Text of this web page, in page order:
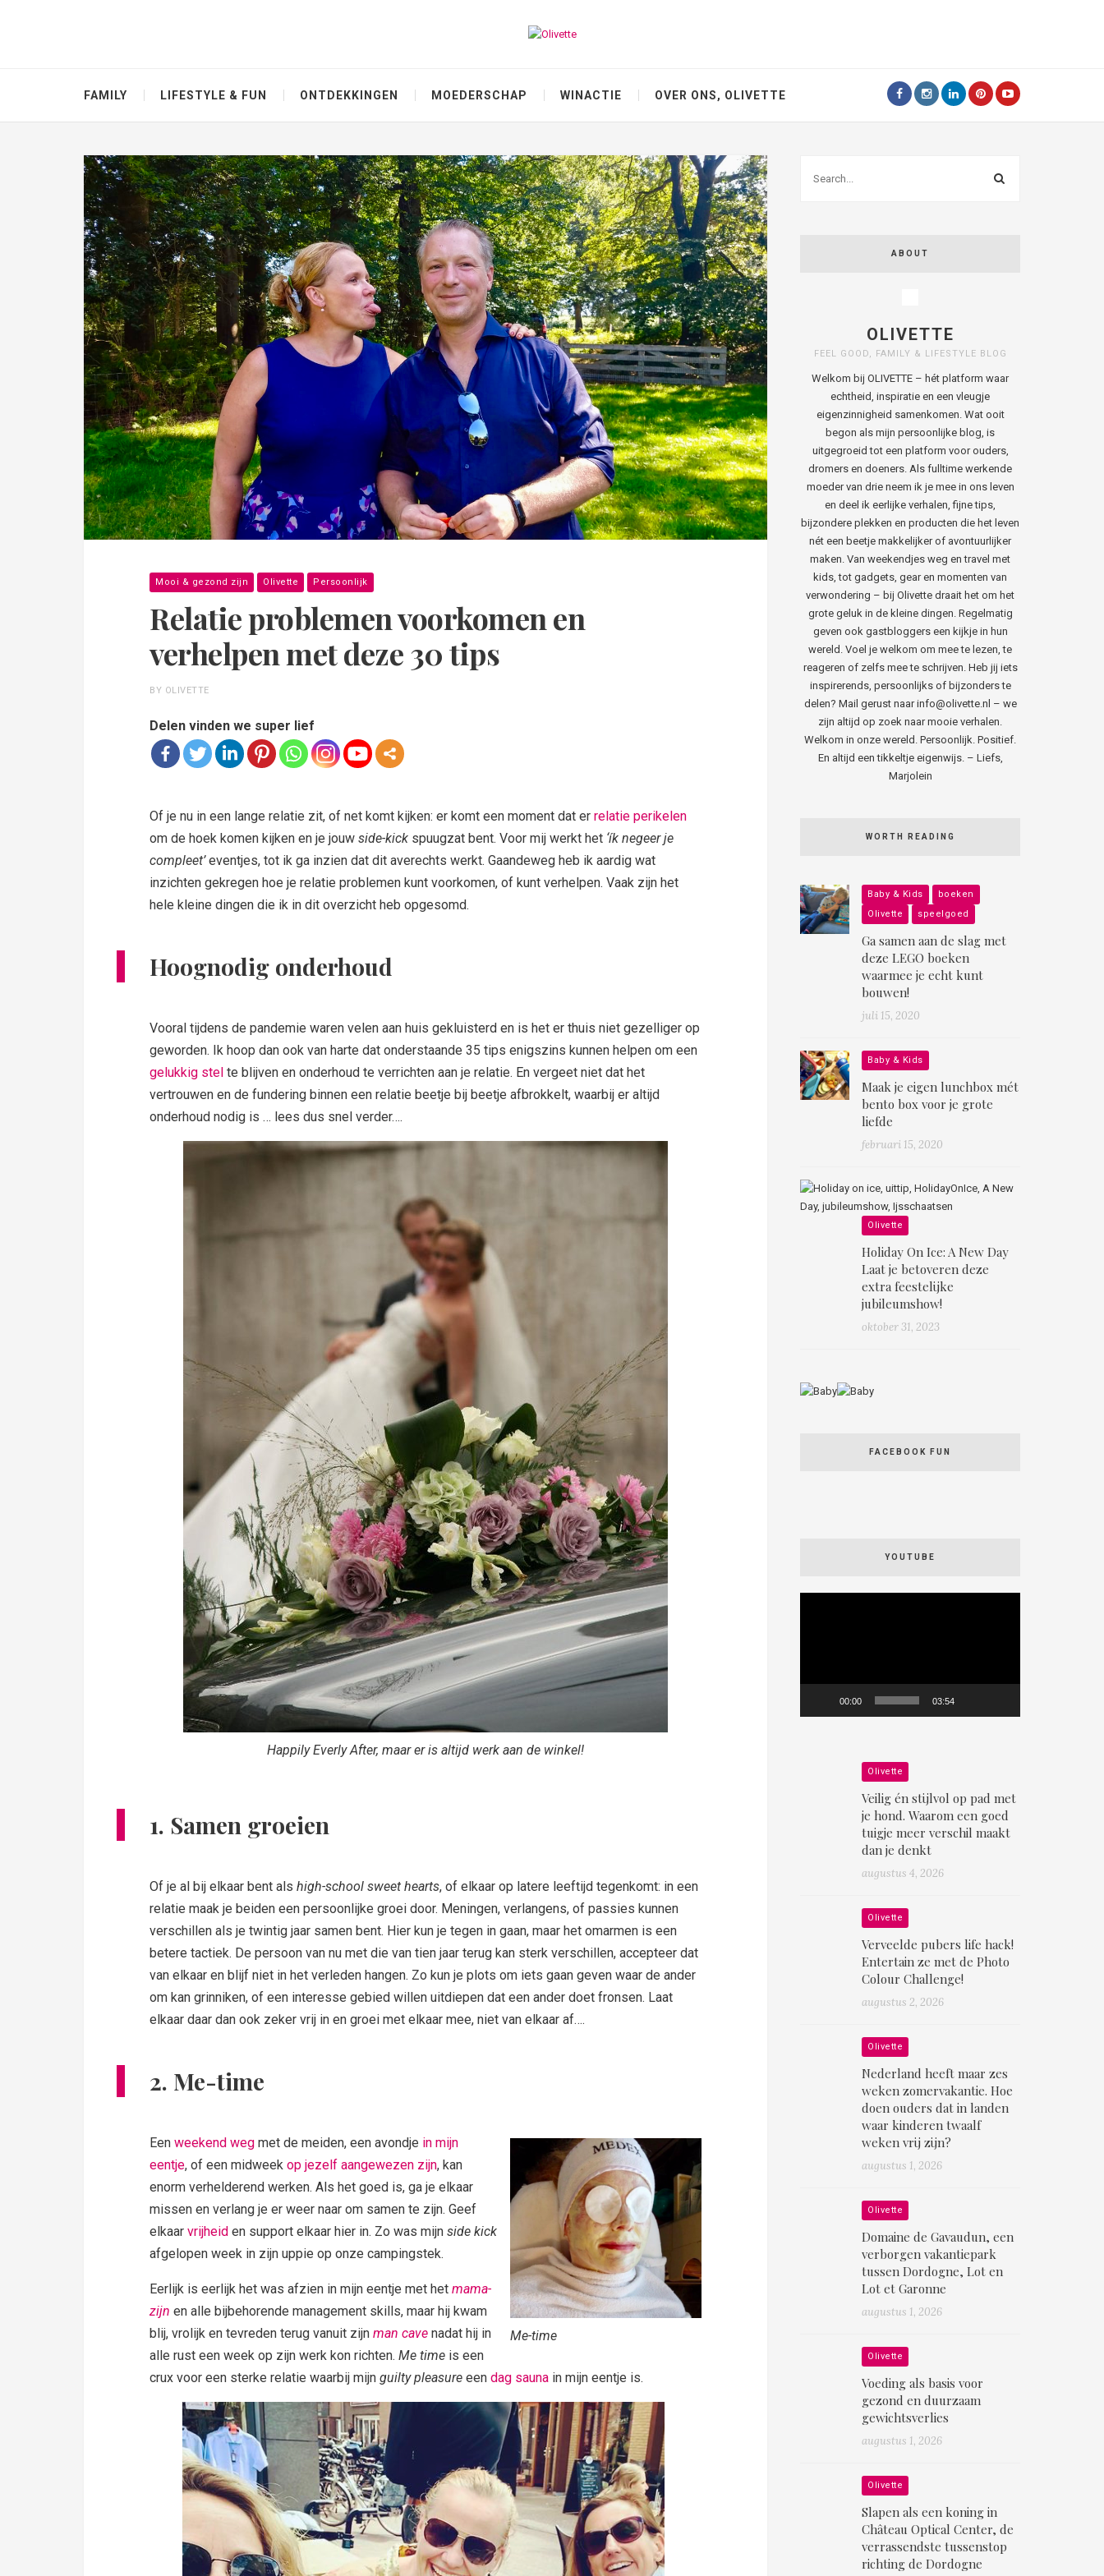
FAMILY LIFESTYLE & FUN ONTDEKKINGEN MOEDERSCHAP WINACTIE OVER ONS, OLIVETTE
Mooi & gezond zijn Olivette Persoonlijk
Relatie problemen voorkomen en
verhelpen met deze 30 tips
BY OLIVETTE
Delen vinden we super lief
Of je nu in een lange relatie zit, of net komt kijken: er komt een moment dat er relatie perikelen
om de hoek komen kijken en je jouw side-kick spuugzat bent. Voor mij werkt het ‘ík negeer je
compleet’eventjes, tot ik ga inzien dat dit averechts werkt. Gaandeweg heb ik aardig wat
inzichten gekregen hoe je relatie problemen kunt voorkomen, of kunt verhelpen. Vaak zijn het
hele kleine dingen die ik in dit overzicht heb opgesomd.
Hoognodig onderhoud
Vooral tijdens de pandemie waren velen aan huis gekluisterd en is het er thuis niet gezelliger op
geworden. Ik hoop dan ook van harte dat onderstaande 35 tips enigszins kunnen helpen om een
gelukkig stel te blijven en onderhoud te verrichten aan je relatie. En vergeet niet dat het
vertrouwen en de fundering binnen een relatie beetje bij beetje afbrokkelt, waarbij er altijd
onderhoud nodig is … lees dus snel verder….
Happily Everly After, maar er is altijd werk aan de winkel!
1. Samen groeien
Of je al bij elkaar bent als high-school sweet hearts, of elkaar op latere leeftijd tegenkomt: in een
relatie maak je beiden een persoonlijke groei door. Meningen, verlangens, of passies kunnen
verschillen als je twintig jaar samen bent. Hier kun je tegen in gaan, maar het omarmen is een
betere tactiek. De persoon van nu met die van tien jaar terug kan sterk verschillen, accepteer dat
van elkaar en blijf niet in het verleden hangen. Zo kun je plots om iets gaan geven waar de ander
om kan grinniken, of een interesse gebied willen uitdiepen dat een ander doet fronsen. Laat
elkaar daar dan ook zeker vrij in en groei met elkaar mee, niet van elkaar af….
2. Me-time
Me-time
Een weekend weg met de meiden, een avondje in mijn
eentje, of een midweek op jezelf aangewezen zijn, kan
enorm verhelderend werken. Als het goed is, ga je elkaar
missen en verlang je er weer naar om samen te zijn. Geef
elkaar vrijheid en support elkaar hier in. Zo was mijn side kick
afgelopen week in zijn uppie op onze campingstek.
Eerlijk is eerlijk het was afzien in mijn eentje met het mama-
zijn en alle bijbehorende management skills, maar hij kwam
blij, vrolijk en tevreden terug vanuit zijn man cave nadat hij in
alle rust een week op zijn werk kon richten. Me time is een
crux voor een sterke relatie waarbij mijn guilty pleasure een dag sauna in mijn eentje is.
ABOUT
OLIVETTE
FEEL GOOD, FAMILY & LIFESTYLE BLOG
Welkom bij OLIVETTE – hét platform waar
echtheid, inspiratie en een vleugje
eigenzinnigheid samenkomen. Wat ooit
begon als mijn persoonlijke blog, is
uitgegroeid tot een platform voor ouders,
dromers en doeners. Als fulltime werkende
moeder van drie neem ik je mee in ons leven
en deel ik eerlijke verhalen, fijne tips,
bijzondere plekken en producten die het leven
nét een beetje makkelijker of avontuurlijker
maken. Van weekendjes weg en travel met
kids, tot gadgets, gear en momenten van
verwondering – bij Olivette draait het om het
grote geluk in de kleine dingen. Regelmatig
geven ook gastbloggers een kijkje in hun
wereld. Voel je welkom om mee te lezen, te
reageren of zelfs mee te schrijven. Heb jij iets
inspirerends, persoonlijks of bijzonders te
delen? Mail gerust naar info@olivette.nl – we
zijn altijd op zoek naar mooie verhalen.
Welkom in onze wereld. Persoonlijk. Positief.
En altijd een tikkeltje eigenwijs. – Liefs,
Marjolein
WORTH READING
Baby & Kids
boeken
Olivette
speelgoed
Ga samen aan de slag met
deze LEGO boeken
waarmee je echt kunt
bouwen!
juli 15, 2020
Baby & Kids
Maak je eigen lunchbox mét
bento box voor je grote
liefde
februari 15, 2020
Olivette
Holiday On Ice: A New Day
Laat je betoveren deze
extra feestelijke
jubileumshow!
oktober 31, 2023
FACEBOOK FUN
YOUTUBE
00:00 03:54
Olivette
Veilig én stijlvol op pad met
je hond. Waarom een goed
tuigje meer verschil maakt
dan je denkt
augustus 4, 2026
Olivette
Verveelde pubers life hack!
Entertain ze met de Photo
Colour Challenge!
augustus 2, 2026
Olivette
Nederland heeft maar zes
weken zomervakantie. Hoe
doen ouders dat in landen
waar kinderen twaalf
weken vrij zijn?
augustus 1, 2026
Olivette
Domaine de Gavaudun, een
verborgen vakantiepark
tussen Dordogne, Lot en
Lot et Garonne
augustus 1, 2026
Olivette
Voeding als basis voor
gezond en duurzaam
gewichtsverlies
augustus 1, 2026
Olivette
Slapen als een koning in
Château Optical Center, de
verrassendste tussenstop
richting de Dordogne